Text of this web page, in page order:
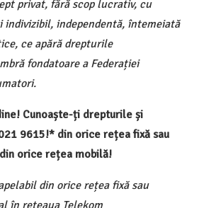
privat, fără scop lucrativ, cu
independentă, întemeiată
ce apără drepturile
fondatoare a Federației
Cunoaște-ți drepturile și
9615!* din orice rețea fixă sau
orice rețea mobilă!
din orice rețea fixă sau